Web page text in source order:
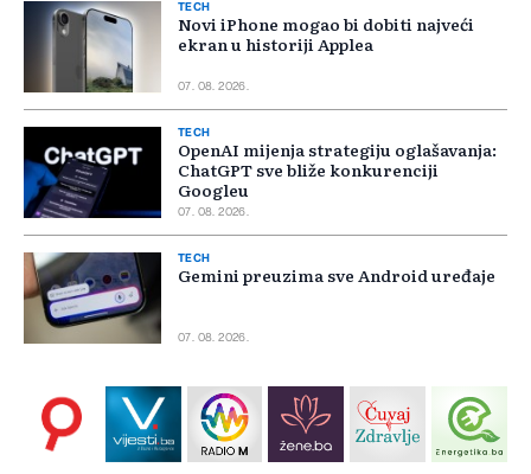
TECH
Novi iPhone mogao bi dobiti najveći
ekran u historiji Applea
07. 08. 2026.
TECH
OpenAI mijenja strategiju oglašavanja:
ChatGPT sve bliže konkurenciji
Googleu
07. 08. 2026.
TECH
Gemini preuzima sve Android uređaje
07. 08. 2026.